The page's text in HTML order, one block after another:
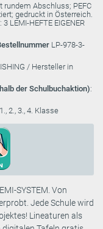
Abschluss; PEFC
gedruckt in Österreich.
LEMI-HEFTE EIGENER
LP-978-3-
/ Hersteller in
der Schulbuchaktion):
2., 3., 4. Klasse
SYSTEM. Von
Jede Schule wird
Lineaturen als